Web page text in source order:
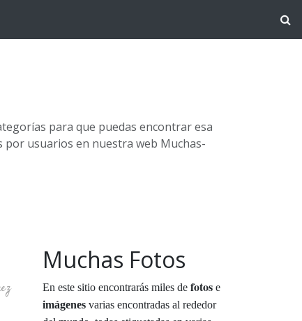
para que puedas encontrar esa
usuarios en nuestra web Muchas-
Muchas Fotos
En este sitio encontrarás miles de fotos e
imágenes varias encontradas al rededor